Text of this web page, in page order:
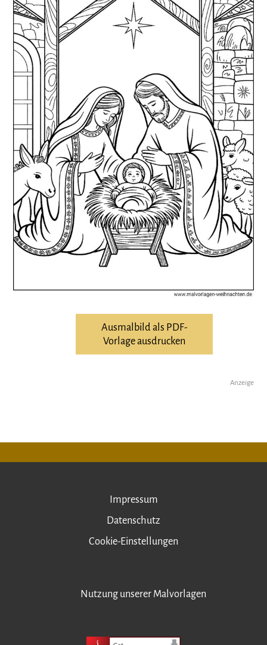
Ausmalbild als PDF-
Vorlage ausdrucken
Anzeige
Impressum
Datenschutz
Cookie-Einstellungen
Nutzung unserer Malvorlagen